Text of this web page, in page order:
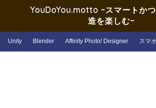
YouDoYou.motto ~スマートか
造を楽しむ~
Unity Blender Affinity Photo/ Designer スマ